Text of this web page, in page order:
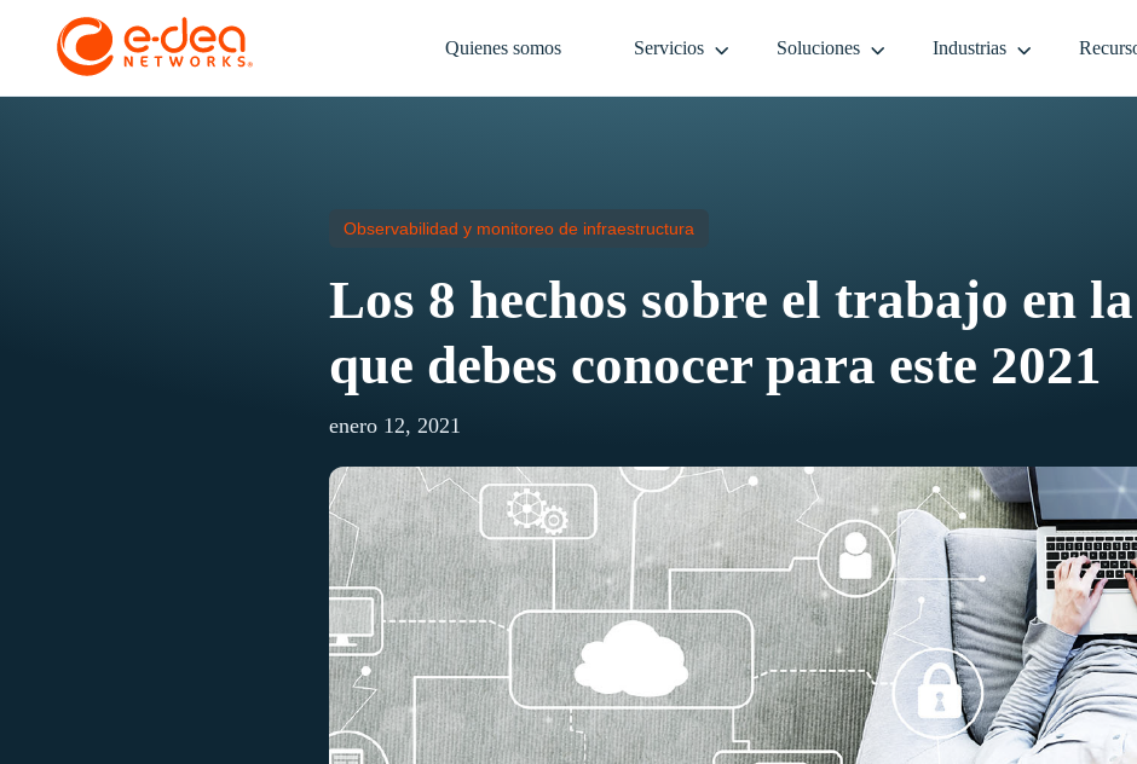
Quienes somos Servicios Soluciones Industrias
Observabilidad y monitoreo de infraestructura
Los 8 hechos sobre el trabajo en
que debes conocer para este 2021
enero 12, 2021